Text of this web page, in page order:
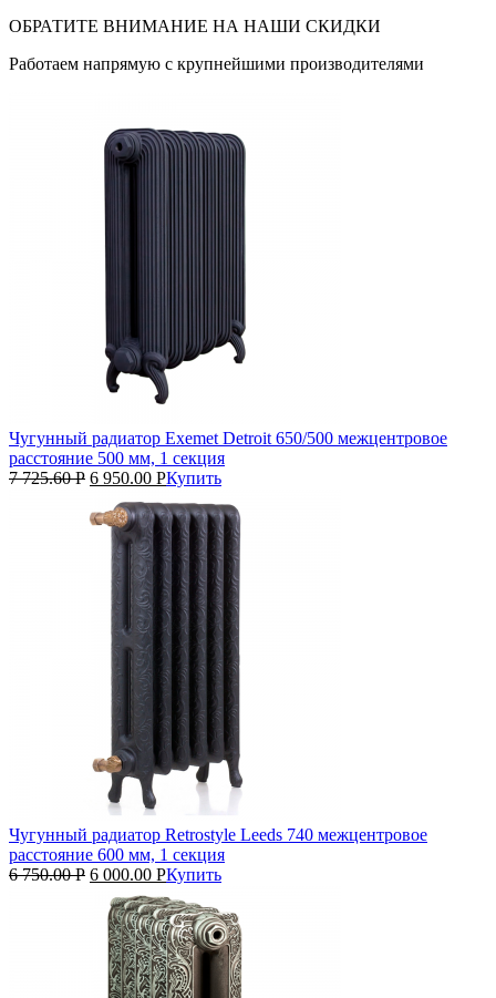
ОБРАТИТЕ ВНИМАНИЕ НА НАШИ СКИДКИ
Работаем напрямую с крупнейшими производителями
Чугунный радиатор Exemet Detroit 650/500 межцентровое
расстояние 500 мм, 1 секция
7 725.60Р 6 950.00 РКупить
Чугунный радиатор Retrostyle Leeds 740 межцентровое
расстояние 600 мм, 1 секция
6 750.00Р 6 000.00 РКупить